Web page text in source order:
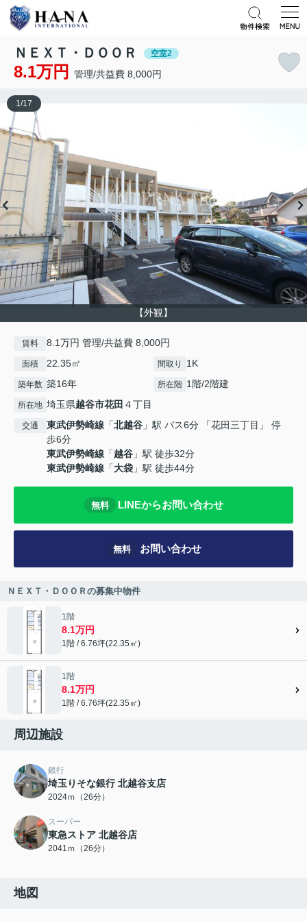
ＮＥＸＴ・ＤＯＯＲ 空室2
8.1万円 管理/共益費 8,000円
【外観】
1/17
賃料 8.1万円 管理/共益費 8,000円
面積 22.35㎡ 間取り 1K
築年数 築16年 所在階 1階/2階建
所在地 埼玉県越谷市花田 ４丁目
交通 東武伊勢崎線 「北越谷 」駅 バス6分 「花田三丁目」 停
歩6分
東武伊勢崎線 「越谷 」駅 徒歩32分
東武伊勢崎線 「大袋 」駅 徒歩44分
無料 LINEからお問い合わせ
無料 お問い合わせ
ＮＥＸＴ・ＤＯＯＲの募集中物件
1階
8.1万円
1階 / 6.76坪(22.35㎡)
1階
8.1万円
1階 / 6.76坪(22.35㎡)
周辺施設
銀行
埼玉りそな銀行 北越谷支店
2024ｍ（26分）
スーパー
東急ストア 北越谷店
2041ｍ（26分）
地図